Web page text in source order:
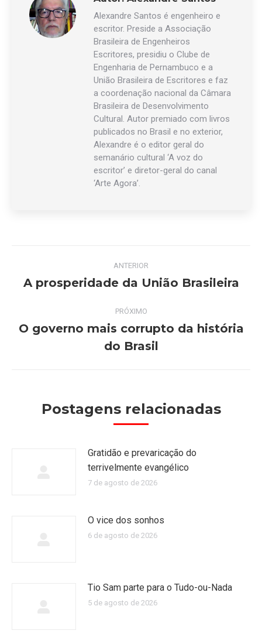
Alexandre Santos é engenheiro e
escritor. Preside a Associação
Brasileira de Engenheiros
Escritores, presidiu o Clube de
Engenharia de Pernambuco e a
União Brasileira de Escritores e faz
a coordenação nacional da Câmara
Brasileira de Desenvolvimento
Cultural. Autor premiado com livros
publicados no Brasil e no exterior,
Alexandre é o editor geral do
semanário cultural ‘A voz do
escritor’ e diretor-geral do canal
‘Arte Agora’.
Navegação
de
ANTERIOR
Post
A prosperidade da União Brasileira
PRÓXIMO
Próximo
post:
O governo mais corrupto da história
do Brasil
Postagens relacionadas
Gratidão e prevaricação do
terrivelmente evangélico
7 de agosto de 2026
O vice dos sonhos
6 de agosto de 2026
Tio Sam parte para o Tudo-ou-Nada
5 de agosto de 2026